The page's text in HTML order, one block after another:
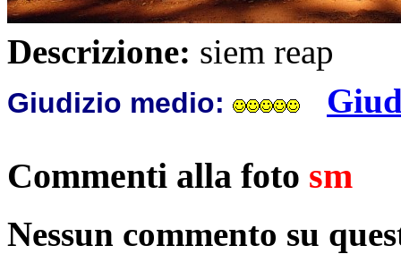
Descrizione: siem reap
Giudizio medio:
Commenti alla foto sm
Nessun commento su